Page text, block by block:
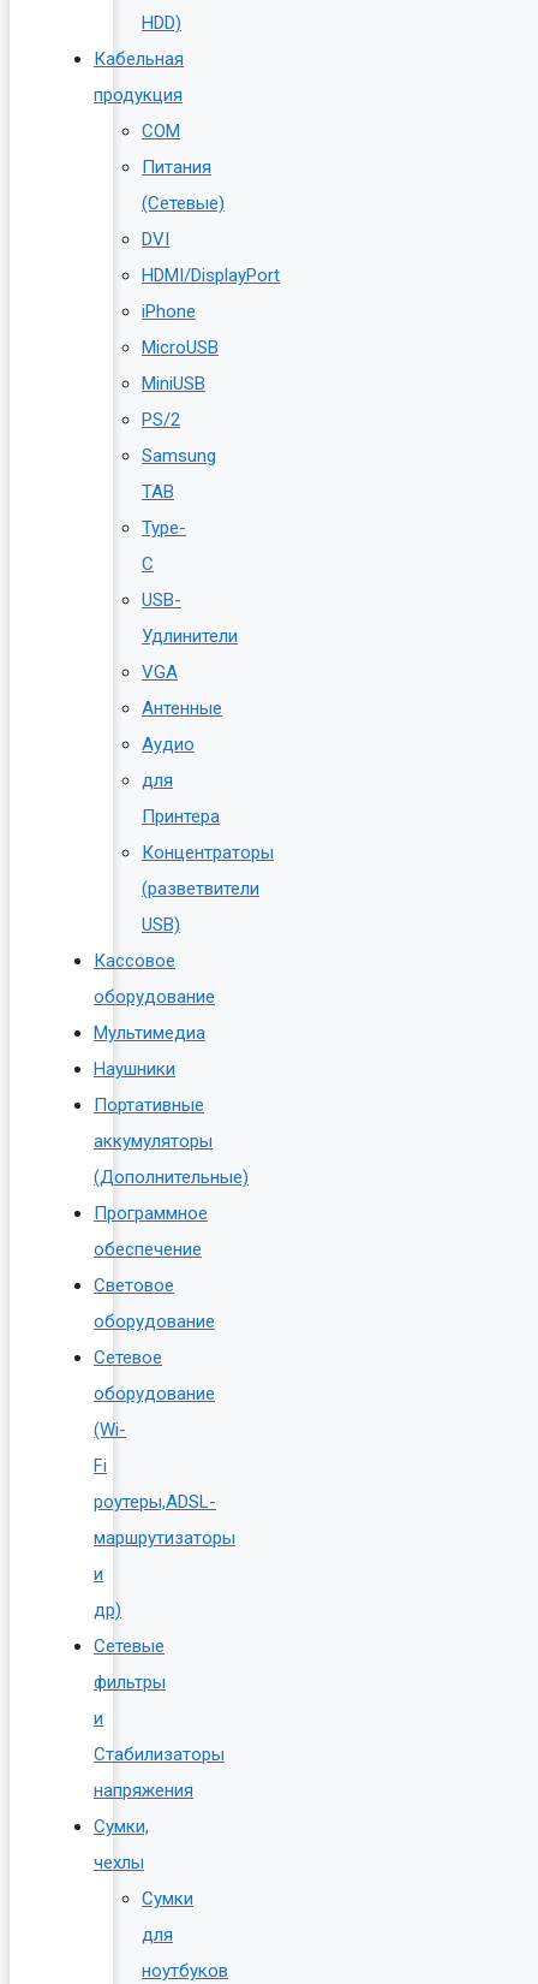
HDD)
Кабельная
продукция
COM
Питания
(Сетевые)
DVI
HDMI/DisplayPort
iPhone
MicroUSB
MiniUSB
PS/2
Samsung
TAB
Type-
C
USB-
Удлинители
VGA
Антенные
Аудио
для
Принтера
Концентраторы
(разветвители
USB)
Кассовое
оборудование
Мультимедиа
Наушники
Портативные
аккумуляторы
(Дополнительные)
Программное
обеспечение
Световое
оборудование
Сетевое
оборудование
(Wi-
Fi
роутеры,ADSL-
маршрутизаторы
и
др)
Сетевые
фильтры
и
Стабилизаторы
напряжения
Сумки,
чехлы
Сумки
для
ноутбуков